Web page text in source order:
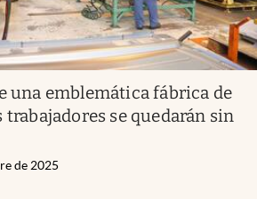
una emblemática fábrica de
trabajadores se quedarán sin
de 2025